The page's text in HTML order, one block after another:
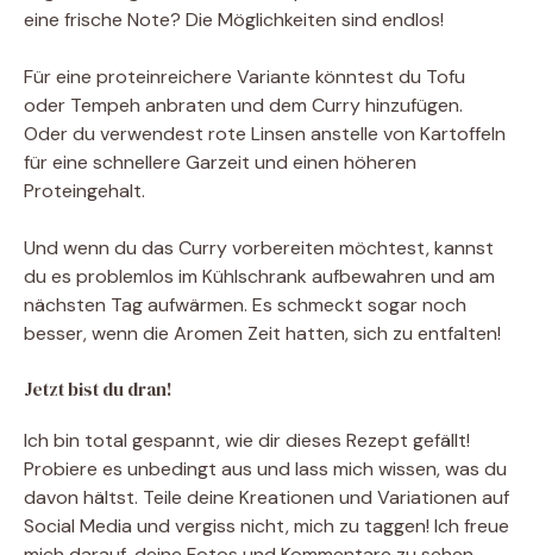
eine frische Note? Die Möglichkeiten sind endlos!
Für eine proteinreichere Variante könntest du Tofu
oder Tempeh anbraten und dem Curry hinzufügen.
Oder du verwendest rote Linsen anstelle von Kartoffeln
für eine schnellere Garzeit und einen höheren
Proteingehalt.
Und wenn du das Curry vorbereiten möchtest, kannst
du es problemlos im Kühlschrank aufbewahren und am
nächsten Tag aufwärmen. Es schmeckt sogar noch
besser, wenn die Aromen Zeit hatten, sich zu entfalten!
Jetzt bist du dran!
Ich bin total gespannt, wie dir dieses Rezept gefällt!
Probiere es unbedingt aus und lass mich wissen, was du
davon hältst. Teile deine Kreationen und Variationen auf
Social Media und vergiss nicht, mich zu taggen! Ich freue